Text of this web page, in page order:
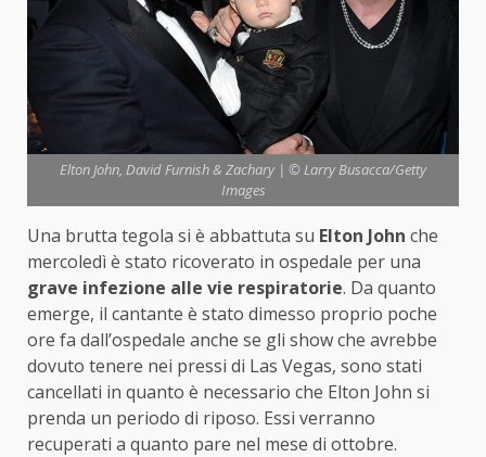
Elton John, David Furnish & Zachary | © Larry Busacca/Getty
Images
Una brutta tegola si è abbattuta su Elton John che
mercoledì è stato ricoverato in ospedale per una
grave infezione alle vie respiratorie. Da quanto
emerge, il cantante è stato dimesso proprio poche
ore fa dall’ospedale anche se gli show che avrebbe
dovuto tenere nei pressi di Las Vegas, sono stati
cancellati in quanto è necessario che Elton John si
prenda un periodo di riposo. Essi verranno
recuperati a quanto pare nel mese di ottobre.